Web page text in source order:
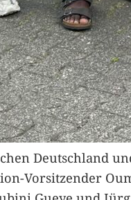
Deutschland
Vorsitzender